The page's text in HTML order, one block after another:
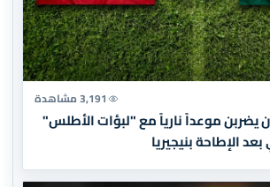
3,191 مشاهدة
يضربن موعداً نارياً مع "لبؤات الأطلس"
الإطاحة بنيجيريا